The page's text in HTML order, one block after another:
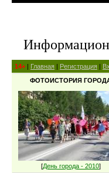
14+ | Главная | Регистрация |
ФОТОИСТОРИЯ
[День города - 2010]